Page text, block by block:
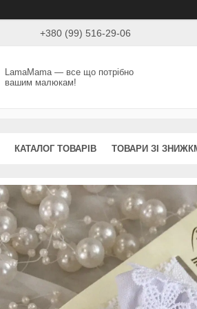
+380 (99) 516-29-06
LamaMama — все що потрібно
вашим малюкам!
КАТАЛОГ ТОВАРІВ ТОВАРИ ЗІ